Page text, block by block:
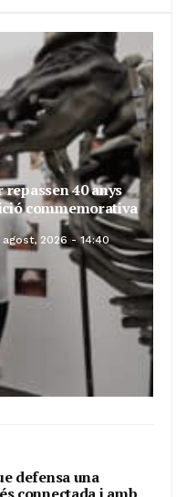
40 anys
commemorativa
agost, 2026 - 14:40
defensa una